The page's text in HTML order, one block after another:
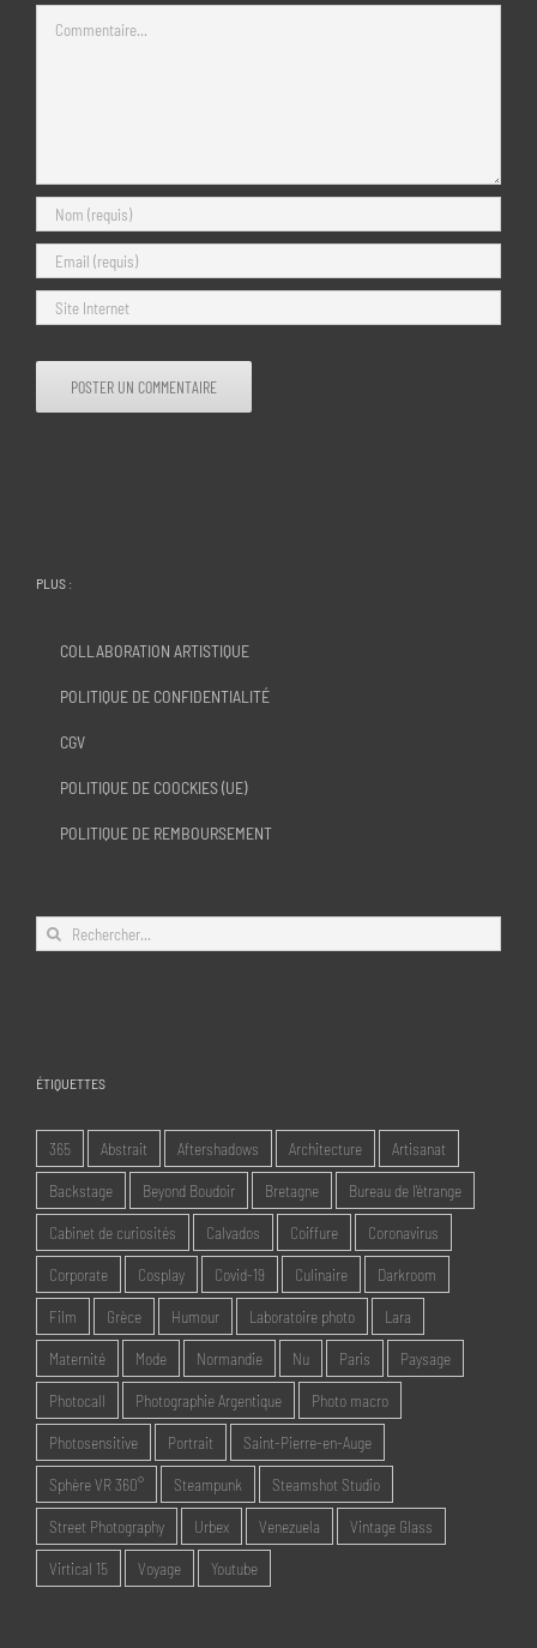
PLUS :
COLLABORATION ARTISTIQUE
POLITIQUE DE CONFIDENTIALITÉ
CGV
POLITIQUE DE COOCKIES (UE)
POLITIQUE DE REMBOURSEMENT
Rechercher:
ÉTIQUETTES
365 Abstrait Aftershadows Architecture Artisanat
Backstage Beyond Boudoir Bretagne Bureau de l'étrange
Cabinet de curiosités Calvados Coiffure Coronavirus
Corporate Cosplay Covid-19 Culinaire Darkroom
Film Grèce Humour Laboratoire photo Lara
Maternité Mode Normandie Nu Paris Paysage
Photocall Photographie Argentique Photo macro
Photosensitive Portrait Saint-Pierre-en-Auge
Sphère VR 360° Steampunk Steamshot Studio
Street Photography Urbex Venezuela Vintage Glass
Virtical 15 Voyage Youtube